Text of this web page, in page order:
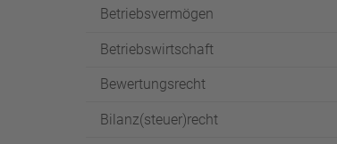
Betriebsvermögen
Betriebswirtschaft
Bewertungsrecht
Bilanz(steuer)recht